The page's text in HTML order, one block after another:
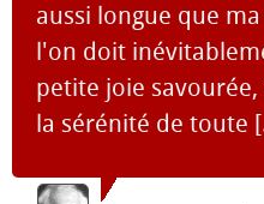
aussi longue que
l'on doit
petite joie
la sérénité de toute